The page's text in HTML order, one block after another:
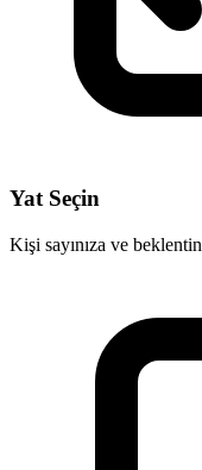
Yat Seçin
Kişi sayınıza ve